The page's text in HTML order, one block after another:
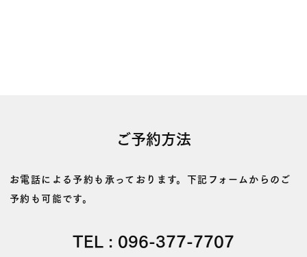
ご予約方法
お電話による予約も承っております。下記フォームからのご
予約も可能です。
TEL : 096-377-7707